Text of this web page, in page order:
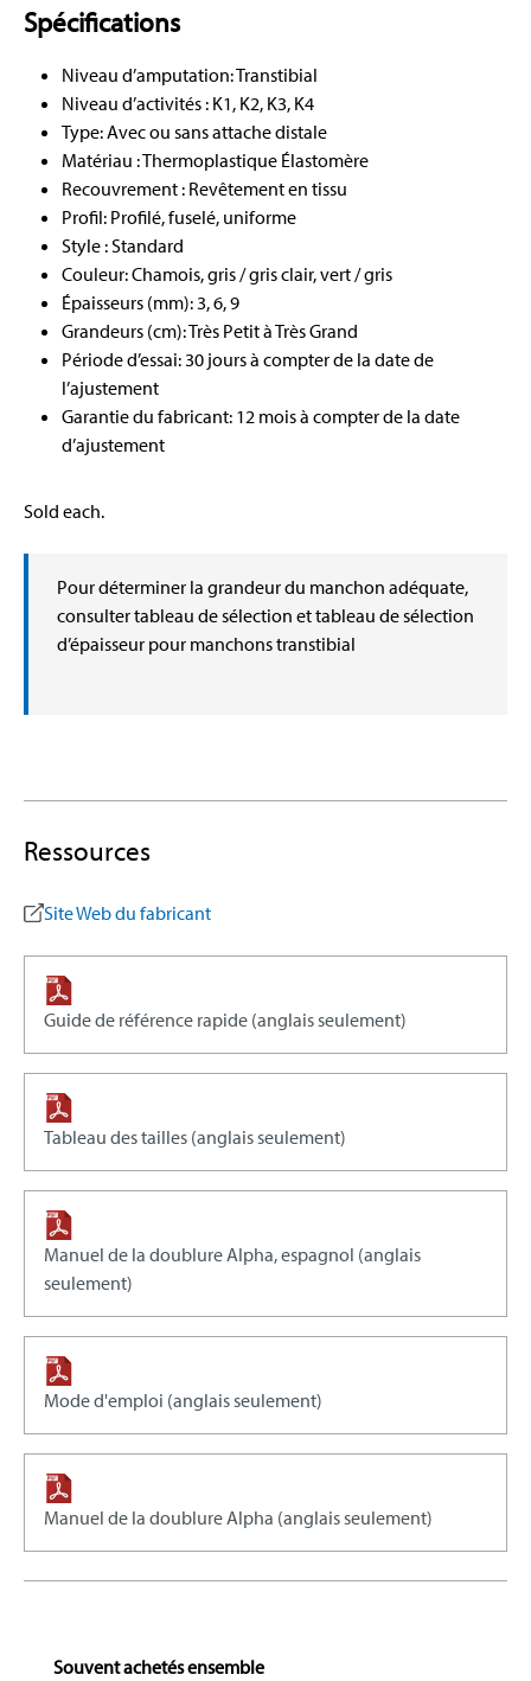
Spécifications
Niveau d’amputation: Transtibial
Niveau d’activités : K1, K2, K3, K4
Type: Avec ou sans attache distale
Matériau : Thermoplastique Élastomère
Recouvrement : Revêtement en tissu
Profil: Profilé, fuselé, uniforme
Style : Standard
Couleur: Chamois, gris / gris clair, vert / gris
Épaisseurs (mm): 3, 6, 9
Grandeurs (cm): Très Petit à Très Grand
Période d’essai: 30 jours à compter de la date de
l’ajustement
Garantie du fabricant: 12 mois à compter de la date
d’ajustement
Sold each.
Pour déterminer la grandeur du manchon adéquate,
consulter tableau de sélection et tableau de sélection
d’épaisseur pour manchons transtibial
Ressources
Site Web du fabricant
Guide de référence rapide (anglais seulement)
Tableau des tailles (anglais seulement)
Manuel de la doublure Alpha, espagnol (anglais
seulement)
Mode d'emploi (anglais seulement)
Manuel de la doublure Alpha (anglais seulement)
Skip product gallery
Souvent achetés ensemble